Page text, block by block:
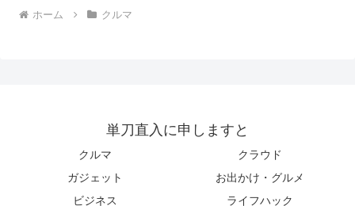
ホーム クルマ
単刀直入に申しますと
クルマ
クラウド
ガジェット
お出かけ・グルメ
ビジネス
ライフハック